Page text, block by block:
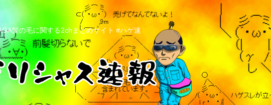
髪の毛に関する2chまとめサイト #ハゲ速